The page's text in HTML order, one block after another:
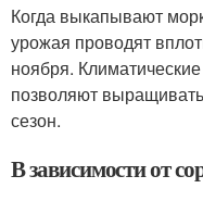
Когда выкапывают
урожая проводят
ноября.
позволяют
сезон.
В зависимости от